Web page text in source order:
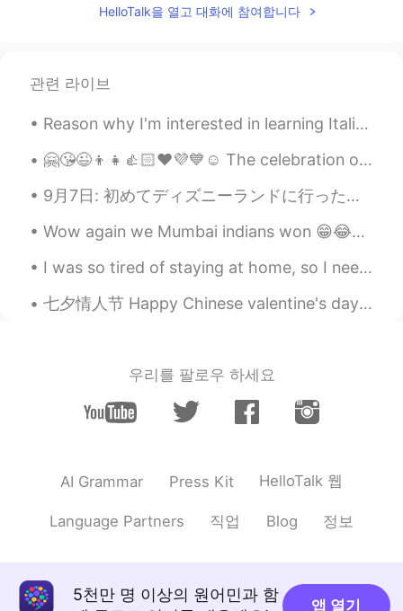
Atsuro 2020.11.14 21:48
KR EN
@Sania 사니아사니아는 빛이야. 🍀👍
Sania 사니아 2020.11.14 17:45
@Joseph
고마워요 ㅋㅋㅋㅋ 알겠습니다
😁그게 내가 그들을 막는 이유야.😂
Sania 사니아 2020.11.14 17:41
Joseph 2020.11.14 17:40
꺼야 ㅋㅋ
Jay white 2020.11.14 17:23
Sania 사니아 2020.11.14 17:08
HelloTalk을 열고 대화에 참여합니다
관련 라이브
Reason why I'm interested in learning Italian: I saw this beautiful movie a few years ago, and f...
🤗😘😉👦👧👍🏻❤️💜💙☺️ The celebration of Children's Day in India dates back to 1956. Prior to the death ...
9月7日: 初めてディズニーランドに行った！☺️ めっちゃ楽しかった！❤️❤️ 来週の９月12日に誕生日なのに、同僚からもらったシールを今日貼ってたから、ずっと朝9時から22時までに「お誕生日...
Wow again we Mumbai indians won 😁😂✌🏻💪🏻😉❤️💜💖💙 Cricket IPL congratulations to Mumbai Indians ☺️😘
I was so tired of staying at home, so I need a time from this covid situation and want to spend t...
七夕情人节 Happy Chinese valentine's day 🤗😍❤️💖❣️💓💝 To all couples 👩‍❤️‍💋‍👨 and to all Singles t...
우리를 팔로우 하세요
AI Grammar Press Kit HelloTalk 웹
Language Partners 직업 Blog 정보
5천만 명 이상의 원어민과 함
앱 열기